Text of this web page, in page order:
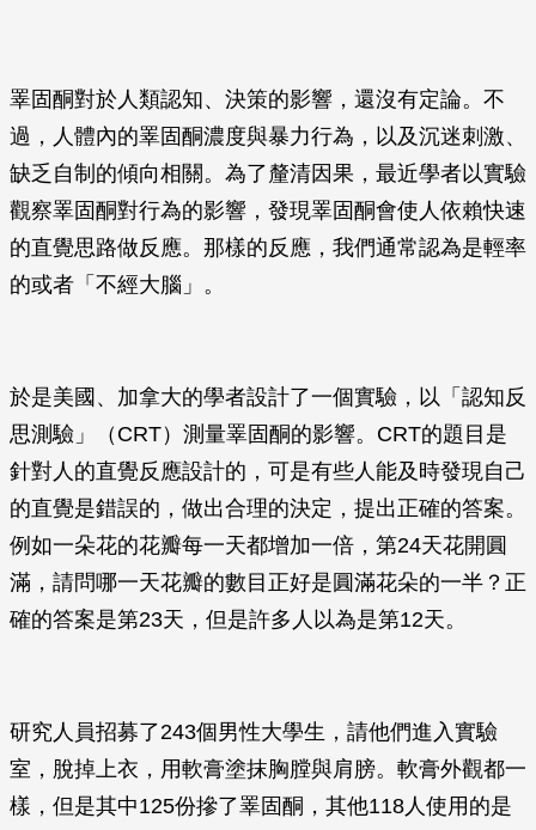
睪固酮對於人類認知、決策的影響，還沒有定論。不
過，人體內的睪固酮濃度與暴力行為，以及沉迷刺激、
缺乏自制的傾向相關。為了釐清因果，最近學者以實驗
觀察睪固酮對行為的影響，發現睪固酮會使人依賴快速
的直覺思路做反應。那樣的反應，我們通常認為是輕率
的或者「不經大腦」。
於是美國、加拿大的學者設計了一個實驗，以「認知反
思測驗」（CRT）測量睪固酮的影響。CRT的題目是
針對人的直覺反應設計的，可是有些人能及時發現自己
的直覺是錯誤的，做出合理的決定，提出正確的答案。
例如一朵花的花瓣每一天都增加一倍，第24天花開圓
滿，請問哪一天花瓣的數目正好是圓滿花朵的一半？正
確的答案是第23天，但是許多人以為是第12天。
研究人員招募了243個男性大學生，請他們進入實驗
室，脫掉上衣，用軟膏塗抹胸膛與肩膀。軟膏外觀都一
樣，但是其中125份摻了睪固酮，其他118人使用的是